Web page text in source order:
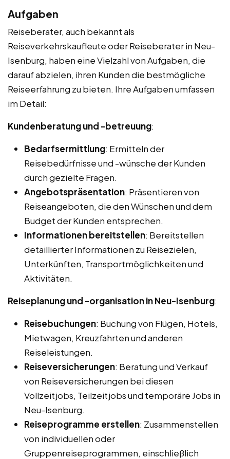
Aufgaben
Reiseberater, auch bekannt als
Reiseverkehrskaufleute oder Reiseberater in Neu-
Isenburg, haben eine Vielzahl von Aufgaben, die
darauf abzielen, ihren Kunden die bestmögliche
Reiseerfahrung zu bieten. Ihre Aufgaben umfassen
im Detail:
Kundenberatung und -betreuung:
Bedarfsermittlung: Ermitteln der
Reisebedürfnisse und -wünsche der Kunden
durch gezielte Fragen.
Angebotspräsentation: Präsentieren von
Reiseangeboten, die den Wünschen und dem
Budget der Kunden entsprechen.
Informationen bereitstellen: Bereitstellen
detaillierter Informationen zu Reisezielen,
Unterkünften, Transportmöglichkeiten und
Aktivitäten.
Reiseplanung und -organisation in Neu-Isenburg:
Reisebuchungen: Buchung von Flügen, Hotels,
Mietwagen, Kreuzfahrten und anderen
Reiseleistungen.
Reiseversicherungen: Beratung und Verkauf
von Reiseversicherungen bei diesen
Vollzeitjobs, Teilzeitjobs und temporäre Jobs in
Neu-Isenburg.
Reiseprogramme erstellen: Zusammenstellen
von individuellen oder
Gruppenreiseprogrammen, einschließlich